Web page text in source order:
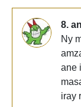
8.
Ny
ane
iray